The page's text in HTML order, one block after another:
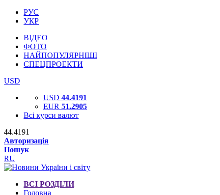
РУС
УКР
ВІДЕО
ФОТО
НАЙПОПУЛЯРНІШІ
СПЕЦПРОЕКТИ
USD
USD 44.4191
EUR 51.2905
Всі курси валют
44.4191
Авторизація
Пошук
RU
ВСІ РОЗДІЛИ
Головна